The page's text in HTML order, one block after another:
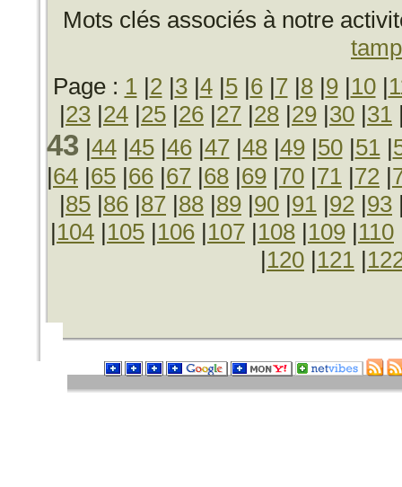
Mots clés associés à notre
Page : 1|2|3|4|5|6|7|8|9|10|
|23 |24 |25 |26 |27 |28 |29 |30 |31
43 |44|45|46|47|48|49|50|51|
|64 |65 |66 |67 |68 |69 |70 |71 |72 |
|85 |86 |87 |88 |89 |90 |91 |92 |93
|104 |105 |106 |107 |108 |109 |110
|120 |121 |